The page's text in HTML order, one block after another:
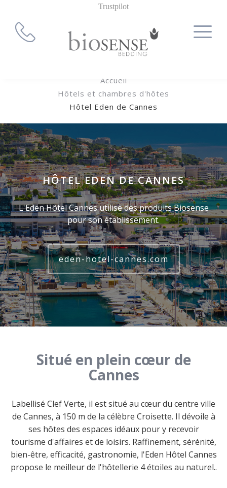
Trustpilot
Accueil
Hôtels et chambres d'hôtes
Hôtel Eden de Cannes
HÔTEL EDEN DE CANNES
L'Eden Hôtel Cannes utilise des produits Biosense
pour son établissement.
eden-hotel-cannes.com
Situé en plein cœur de
Cannes
Labellisé Clef Verte, il est situé au cœur du centre ville
de Cannes, à 150 m de la célèbre Croisette. Il dévoile à
ses hôtes des espaces idéaux pour y recevoir
tourisme d'affaires et de loisirs. Raffinement, sérénité,
bien-être, efficacité, gastronomie, l'Eden Hôtel Cannes
propose le meilleur de l'hôtellerie 4 étoiles au naturel..